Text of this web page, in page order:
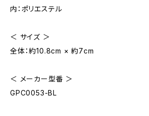
内：ポリエステル
＜ サイズ ＞
全体：約10.8cm × 約7cm
＜ メーカー型番 ＞
GPC0053-BL